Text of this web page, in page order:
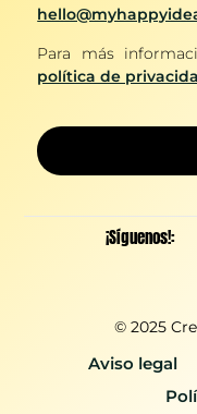
Para más
política de
¡Síguenos!:
© 2025
Aviso legal